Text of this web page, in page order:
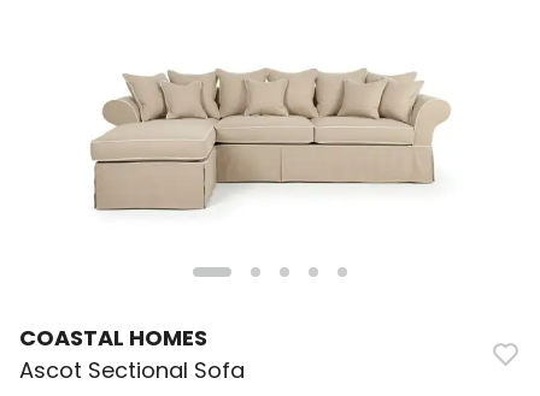
COASTAL HOMES
Ascot Sectional Sofa